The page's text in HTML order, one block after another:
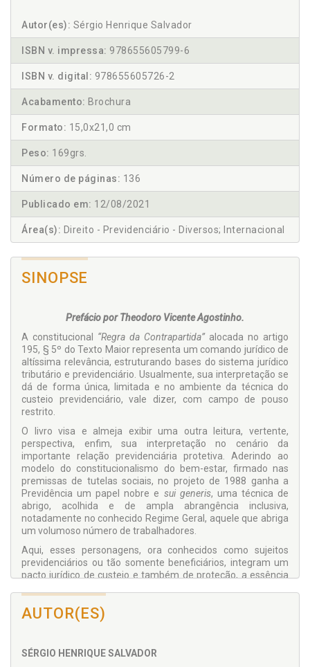
Autor(es): Sérgio Henrique Salvador
ISBN v. impressa: 978655605799-6
ISBN v. digital: 978655605726-2
Acabamento: Brochura
Formato: 15,0x21,0 cm
Peso: 169grs.
Número de páginas: 136
Publicado em: 12/08/2021
Área(s): Direito - Previdenciário - Diversos; Internacional
SINOPSE
Prefácio por Theodoro Vicente Agostinho.
A constitucional “Regra da Contrapartida” alocada no artigo
195, § 5º do Texto Maior representa um comando jurídico de
altíssima relevância, estruturando bases do sistema jurídico
tributário e previdenciário. Usualmente, sua interpretação se
dá de forma única, limitada e no ambiente da técnica do
custeio previdenciário, vale dizer, com campo de pouso
restrito.
O livro visa e almeja exibir uma outra leitura, vertente,
perspectiva, enfim, sua interpretação no cenário da
importante relação previdenciária protetiva. Aderindo ao
modelo do constitucionalismo do bem-estar, firmado nas
premissas de tutelas sociais, no projeto de 1988 ganha a
Previdência um papel nobre e sui generis, uma técnica de
abrigo, acolhida e de ampla abrangência inclusiva,
notadamente no conhecido Regime Geral, aquele que abriga
um volumoso número de trabalhadores.
Aqui, esses personagens, ora conhecidos como sujeitos
previdenciários ou tão somente beneficiários, integram um
pacto jurídico de custeio e também de proteção, a essência
leitura da regra da contrapartida também e de igual ênfase
no ambiente da relação de proteção, para aprimorar,
habitualmente, apesar de filiados, segurados e em plena
AUTOR(ES)
SÉRGIO HENRIQUE SALVADOR